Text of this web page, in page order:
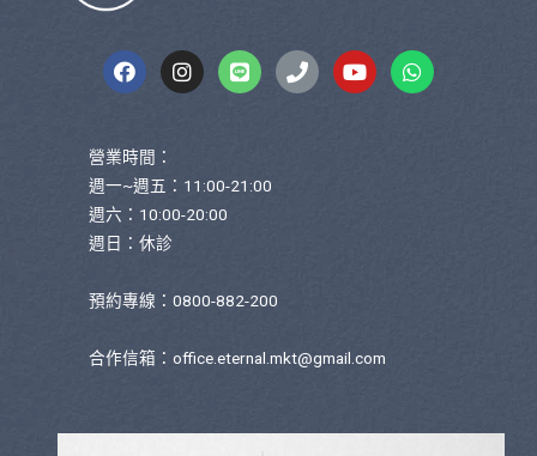
營業時間：
週一~週五：11:00-21:00
週六：10:00-20:00
週日：休診
預約專線：0800-882-200
合作信箱： office.eternal.mkt@gmail.com